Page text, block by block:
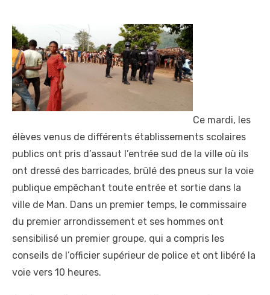
Ce mardi, les
élèves venus de différents établissements scolaires
publics ont pris d’assaut l’entrée sud de la ville où ils
ont dressé des barricades, brûlé des pneus sur la voie
publique empêchant toute entrée et sortie dans la
ville de Man. Dans un premier temps, le commissaire
du premier arrondissement et ses hommes ont
sensibilisé un premier groupe, qui a compris les
conseils de l’officier supérieur de police et ont libéré la
voie vers 10 heures.